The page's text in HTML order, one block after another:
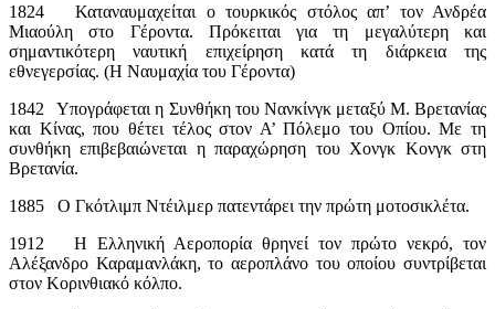
1824 Καταναυμαχείται ο τουρκικός στόλος απ’ τον Ανδρέα
Μιαούλη στο Γέροντα. Πρόκειται για τη μεγαλύτερη και
σημαντικότερη ναυτική επιχείρηση κατά τη διάρκεια της
εθνεγερσίας. (Η Ναυμαχία του Γέροντα)
1842 Υπογράφεται η Συνθήκη του Νανκίνγκ μεταξύ Μ. Βρετανίας
και Κίνας, που θέτει τέλος στον Α’ Πόλεμο του Οπίου. Με τη
συνθήκη επιβεβαιώνεται η παραχώρηση του Χονγκ Κονγκ στη
Βρετανία.
1885 Ο Γκότλιμπ Ντέιλμερ πατεντάρει την πρώτη μοτοσικλέτα.
1912 Η Ελληνική Αεροπορία θρηνεί τον πρώτο νεκρό, τον
Αλέξανδρο Καραμανλάκη, το αεροπλάνο του οποίου συντρίβεται
στον Κορινθιακό κόλπο.